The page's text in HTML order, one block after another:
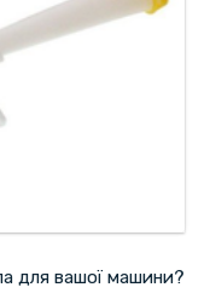
для вашої машини?